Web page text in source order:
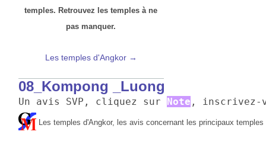
temples. Retrouvez les temples à ne
pas manquer.
Les temples d'Angkor →
08_Kompong _Luong
Un avis SVP, cliquez sur Note , inscrivez-
Les temples d'Angkor, les avis concernant les principaux